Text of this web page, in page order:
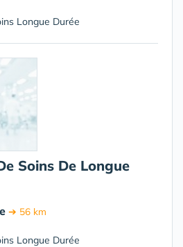
Longue Durée
Soins De Longue
➔ 56 km
Longue Durée